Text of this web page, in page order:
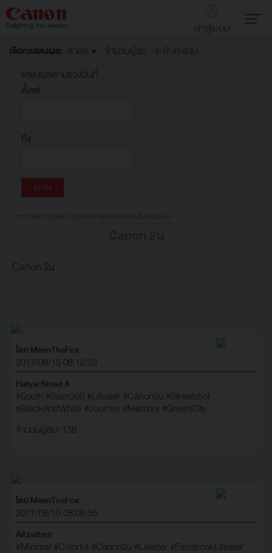
เข้าสู่ระบบ
เลือกแสดงผล: ล่าสุด จำนวนผู้ชม
ระดับคะแนน
แสดงผลตามช่วงวันที่
ตั้งแต่
ถึง
*หากภาพปรากฏไม่ครบ กรุณารอสักครู่แล้วโหลดหน้าเว็บใหม่อีกครั้ง
Canon 2u
โดย MeenTheFox
2017/08/15 08:12:33
Hatyai Street A
#South #Siam360 #Lifester #Canon2u #Streetshot
#BlackAndWhite #Journey #Memory #GreenCity
จำนวนผู้ชม: 138
โดย MeenTheFox
2017/08/15 08:06:56
All pattern
#Minimal #Colorful #Canon2u #Lifester #FacebookLifester